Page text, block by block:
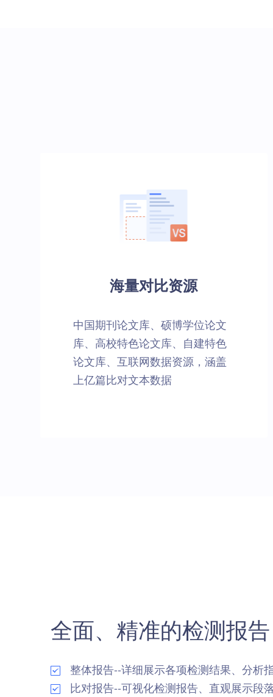
海量对比资源
中国期刊论文库、硕博学位论文
库、高校特色论文库、自建特色
论文库、互联网数据资源，涵盖
上亿篇比对文本数据
全面、精准的检测报告
整体报告--详细展示各项检测结果、分析
比对报告--可视化检测报告、直观展示段